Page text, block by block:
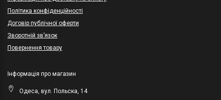
Політика конфіденційності
Договір публічної оферти
Зворотній зв’язок
Повернення товару
Інформація про магазин
Одеса, вул. Польска, 14